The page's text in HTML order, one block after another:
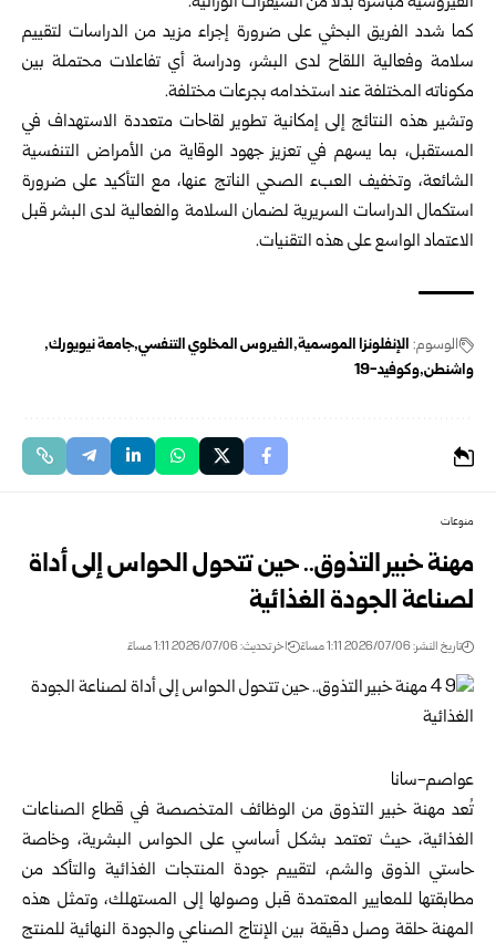
كما شدد الفريق البحثي على ضرورة إجراء مزيد من الدراسات لتقييم
سلامة وفعالية اللقاح لدى البشر، ودراسة أي تفاعلات محتملة بين
مكوناته المختلفة عند استخدامه بجرعات مختلفة.
وتشير هذه النتائج إلى إمكانية تطوير لقاحات متعددة الاستهداف في
المستقبل، بما يسهم في تعزيز جهود الوقاية من الأمراض التنفسية
الشائعة، وتخفيف العبء الصحي الناتج عنها، مع التأكيد على ضرورة
استكمال الدراسات السريرية لضمان السلامة والفعالية لدى البشر قبل
الاعتماد الواسع على هذه التقنيات.
الوسوم: الإنفلونزا الموسمية الفيروس المخلوي التنفسي جامعة نيويورك
واشنطن وكوفيد-19
منوعات
مهنة خبير التذوق.. حين تتحول الحواس إلى أداة
لصناعة الجودة الغذائية
تاريخ النشر: 2026/07/06 1:11 مساءً اخر تحديث: 2026/07/06 1:11 مساءً
عواصم-سانا
تُعد مهنة خبير التذوق من الوظائف المتخصصة في قطاع الصناعات
الغذائية، حيث تعتمد بشكل أساسي على الحواس البشرية، وخاصة
حاستي الذوق والشم، لتقييم جودة المنتجات الغذائية والتأكد من
مطابقتها للمعايير المعتمدة قبل وصولها إلى المستهلك، وتمثل هذه
المهنة حلقة وصل دقيقة بين الإنتاج الصناعي والجودة النهائية للمنتج